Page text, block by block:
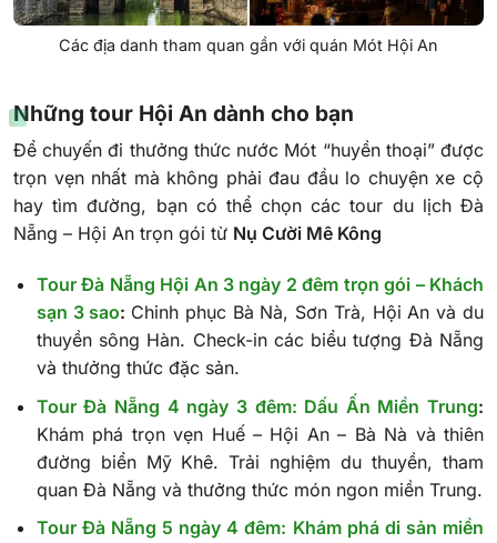
Các địa danh tham quan gần với quán Mót Hội An
Những tour Hội An dành cho bạn
Để chuyến đi thưởng thức nước Mót “huyền thoại” được
trọn vẹn nhất mà không phải đau đầu lo chuyện xe cộ
hay tìm đường, bạn có thể chọn các tour du lịch Đà
Nẵng – Hội An trọn gói từ Nụ Cười Mê Kông
Tour Đà Nẵng Hội An 3 ngày 2 đêm trọn gói – Khách
sạn 3 sao: Chinh phục Bà Nà, Sơn Trà, Hội An và du
thuyền sông Hàn. Check-in các biểu tượng Đà Nẵng
và thưởng thức đặc sản.
Tour Đà Nẵng 4 ngày 3 đêm: Dấu Ấn Miền Trung:
Khám phá trọn vẹn Huế – Hội An – Bà Nà và thiên
đường biển Mỹ Khê. Trải nghiệm du thuyền, tham
quan Đà Nẵng và thưởng thức món ngon miền Trung.
Tour Đà Nẵng 5 ngày 4 đêm: Khám phá di sản miền